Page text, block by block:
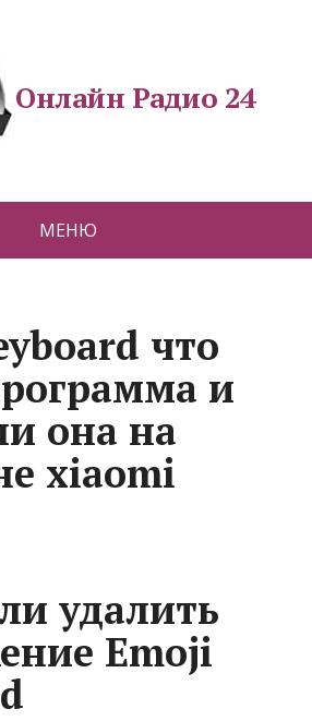
Онлайн Радио 24
МЕНЮ
что
и
она на
xiaomi
удалить
Emoji